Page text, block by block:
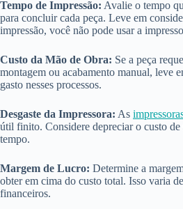
Tempo de Impressão: Avalie o tempo
para concluir cada peça. Leve em
impressão, você não pode usar a
Custo da Mão de Obra: Se a peça
montagem ou acabamento manual, leve
gasto nesses processos.
Desgaste da Impressora: As
útil finito. Considere depreciar o custo
tempo.
Margem de Lucro: Determine a
obter em cima do custo total. Isso varia
financeiros.